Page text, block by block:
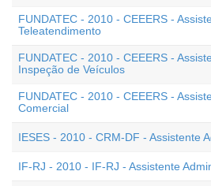
FUNDATEC - 2010 - CEEERS -
Teleatendimento
FUNDATEC - 2010 - CEEERS -
Inspeção de Veículos
FUNDATEC - 2010 - CEEERS -
Comercial
IESES - 2010 - CRM-DF - Assistente
IF-RJ - 2010 - IF-RJ - Assistente